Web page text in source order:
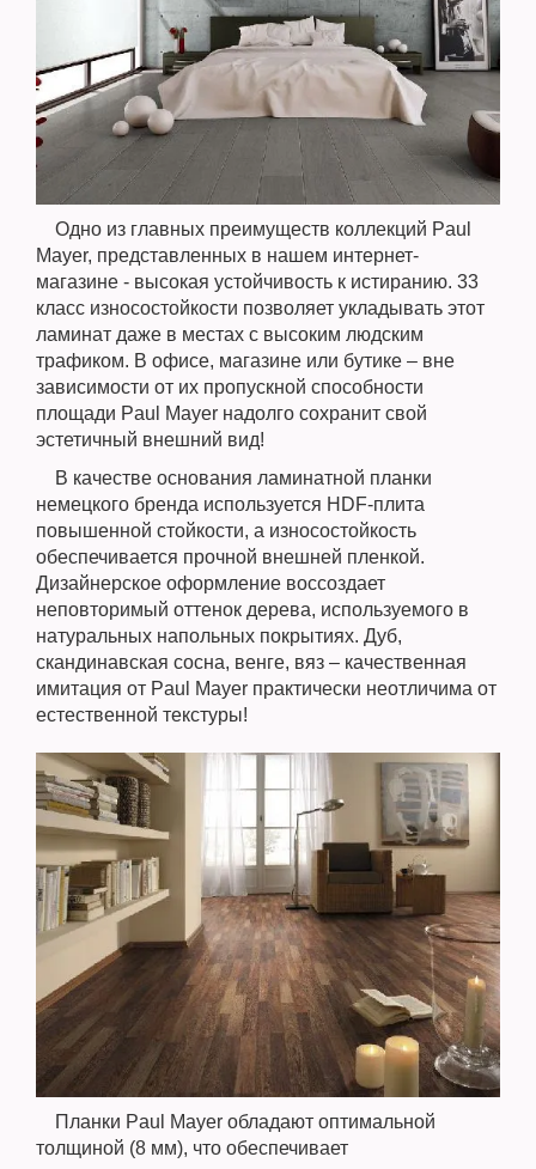
Одно из главных преимуществ коллекций Paul
Mayer, представленных в нашем интернет-
магазине - высокая устойчивость к истиранию. 33
класс износостойкости позволяет укладывать этот
ламинат даже в местах с высоким людским
трафиком. В офисе, магазине или бутике – вне
зависимости от их пропускной способности
площади Paul Mayer надолго сохранит свой
эстетичный внешний вид!
В качестве основания ламинатной планки
немецкого бренда используется HDF-плита
повышенной стойкости, а износостойкость
обеспечивается прочной внешней пленкой.
Дизайнерское оформление воссоздает
неповторимый оттенок дерева, используемого в
натуральных напольных покрытиях. Дуб,
скандинавская сосна, венге, вяз – качественная
имитация от Paul Mayer практически неотличима от
естественной текстуры!
Планки Paul Mayer обладают оптимальной
толщиной (8 мм), что обеспечивает